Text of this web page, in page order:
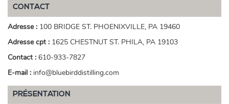
CONTACT
Adresse : 100 BRIDGE ST. PHOENIXVILLE, PA 19460
Adresse cpt : 1625 CHESTNUT ST. PHILA, PA 19103
Contact : 610-933-7827
E-mail : info@bluebirddistilling.com
PRÉSENTATION